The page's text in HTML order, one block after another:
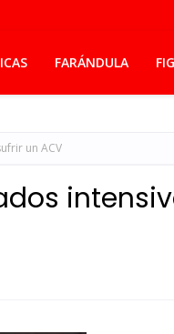
FARÁNDULA
un ACV